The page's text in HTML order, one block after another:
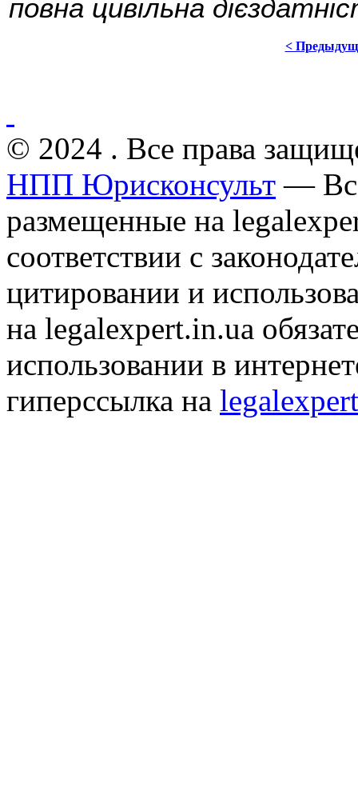
повна цивільна
<
© 2024 . Все права
НПП Юрисконсульт —
размещенные на
соответствии с
цитировании и
на legalexpert.in.ua
использовании в
гиперссылка на